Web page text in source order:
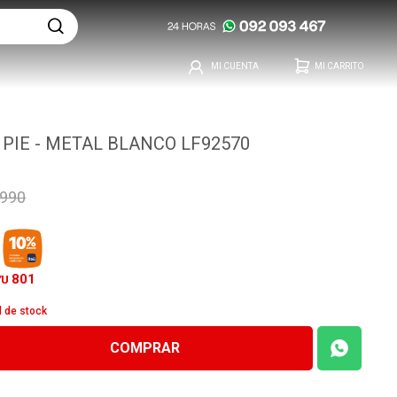
- METAL BLANCO LF92570
801
de stock
COMPRAR